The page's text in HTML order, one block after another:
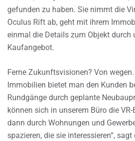
gefunden zu haben. Sie nimmt die
Oculus Rift ab, geht mit ihrem
einmal die Details zum Objekt durch
Kaufangebot.
Ferne Zukunftsvisionen? Von
Immobilien bietet man den Kunden
Rundgänge durch geplante
können sich in unserem Büro die
dann durch Wohnungen und
spazieren, die sie interessieren“, sagt